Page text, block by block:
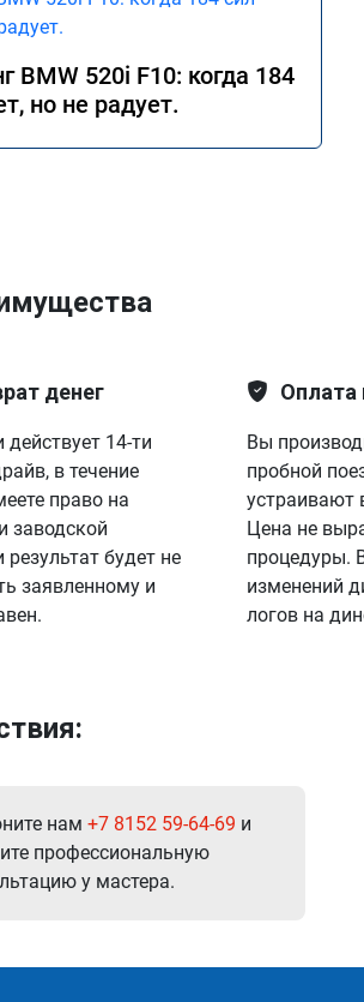
BMW 520i F10: когда 184
но не радует.
денег
14-ти
в течение
право на
заводской
будет не
заявленному и
Оплата
Вы
пробной
устраивают
Цена не
процедуры.
изменений
логов на
нам +7 8152 59-64-69 и
профессиональную
у мастера.